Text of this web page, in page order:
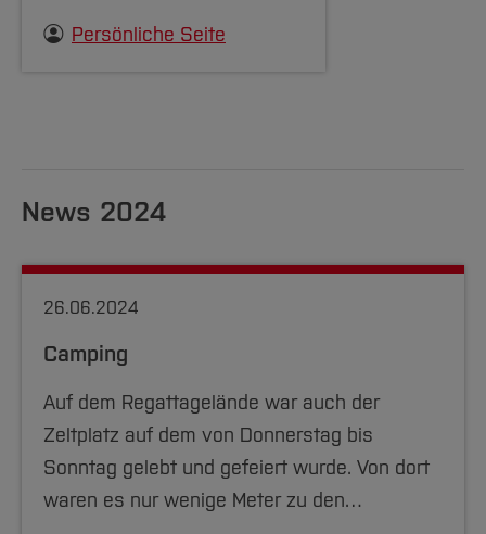
Persönliche Seite
News 2024
26.06.2024
Camping
Auf dem Regattagelände war auch der
Zeltplatz auf dem von Donnerstag bis
Sonntag gelebt und gefeiert wurde. Von dort
waren es nur wenige Meter zu den…